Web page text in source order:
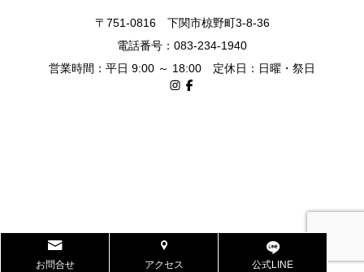
〒751-0816 下関市椋野町3-8-36
電話番号：083-234-1940
営業時間：平日 9:00 ～ 18:00 定休日：日曜・祭日
お問合せ アクセス 公式LINE